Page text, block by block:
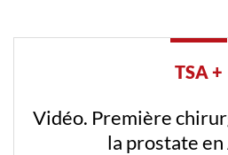
TSA +
Vidéo. Première
la prostate